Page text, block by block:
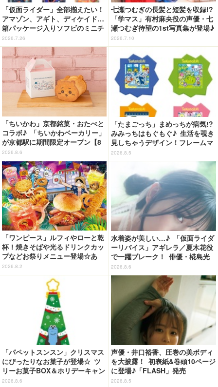
「仮面ライダー」全部揃えたい！
アマゾン、アギト、ディケイド…
箱パッケージ入りソフビのミニチ
ュアが登場
2026.7.26
七瀬つむぎの長髪と短髪を収録!?
「学マス」有村麻央役の声優・七
瀬つむぎ待望の1st写真集が登場♪
10月30日に発売
2026.7.10
「ちいかわ」京都銘菓・おたべと
コラボ♪ 「ちいかわベーカリー」
が京都駅に期間限定オープン【8
月13日～】
2026.8.6
「たまごっち」まめっちが病気!?
みみっちはもぐもぐ♪ 生活を覗き
見しちゃうデザイン！フレームマ
グネット「ぴたっとフレーム」登
場☆
2026.8.5
「ワンピース」ルフィやローと乾
杯！焼きそばや光るドリンクカッ
プなどお祭りメニュー登場☆あ
の“麦わら帽子”もグッズ化!? 【U
SJ「ワンピース・プレミア・サマ
2026.8.2
水着姿が美しい…♪ 「仮面ライダ
ーリバイス」アギレラ／夏木花役
で一躍ブレーク！ 俳優・椛島光
の2nd写真集が予約開始
2026.8.6
「パペットスンスン」クリスマス
にぴったりなお菓子が登場☆ ツ
リーお菓子BOX＆ホリデーキャン
ディ
2026.8.6
声優・井口裕香、圧巻の美ボディ
を大披露！ 初表紙&巻頭10ページ
に登場♪「FLASH」発売
2026.8.5